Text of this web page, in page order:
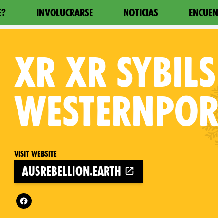
INVOLUCRARSE NOTICIAS
XR XR SYBILS
Visit website
ausrebellion.earth
Follow XR XR Sybils Westernport on